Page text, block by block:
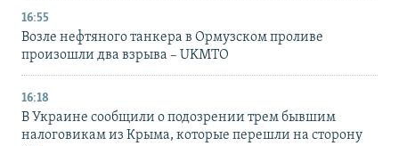
16:55
Возле нефтяного танкера в Ормузском проливе
произошли два взрыва – UKMTO
16:18
В Украине сообщили о подозрении трем бывшим
налоговикам из Крыма, которые перешли на сторону